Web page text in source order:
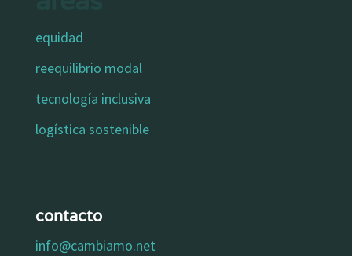
equidad
reequilibrio modal
tecnología inclusiva
logística sostenible
contacto
info@cambiamo.net